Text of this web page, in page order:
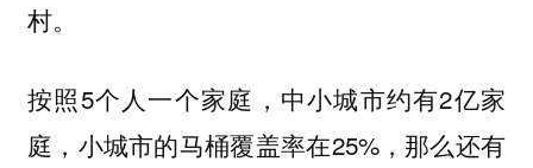
村。
按照5个人一个家庭，中小城市约有2亿家
庭，小城市的马桶覆盖率在25%，那么还有